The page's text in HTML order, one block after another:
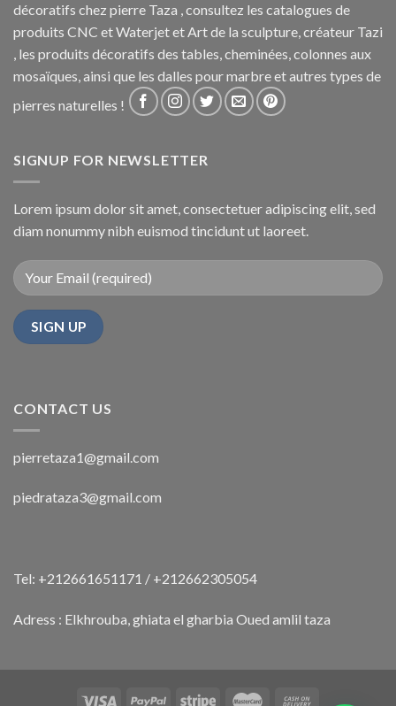
décoratifs chez pierre Taza , consultez les catalogues de
produits CNC et Waterjet et Art de la sculpture, créateur Tazi
, les produits décoratifs des tables, cheminées, colonnes aux
mosaïques, ainsi que les dalles pour marbre et autres types de
pierres naturelles !
SIGNUP FOR NEWSLETTER
Lorem ipsum dolor sit amet, consectetuer adipiscing elit, sed
diam nonummy nibh euismod tincidunt ut laoreet.
CONTACT US
pierretaza1@gmail.com
piedrataza3@gmail.com
Tel: +212661651171 / +212662305054
Adress : Elkhrouba, ghiata el gharbia Oued amlil taza